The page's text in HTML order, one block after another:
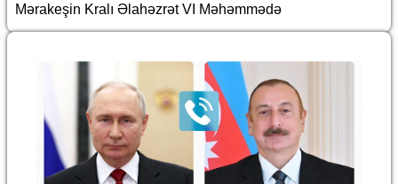
Mərakeşin Kralı Əlahəzrət VI Məhəmmədə